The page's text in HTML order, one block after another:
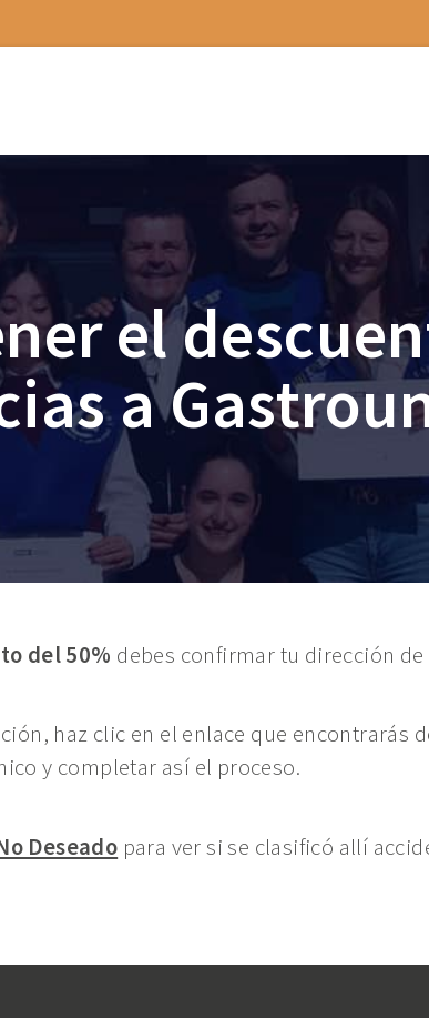
el
a
del 50% debes confirmar tu dirección de
haz clic en el enlace que encontrarás
y completar así el proceso.
Deseado para ver si se clasificó allí